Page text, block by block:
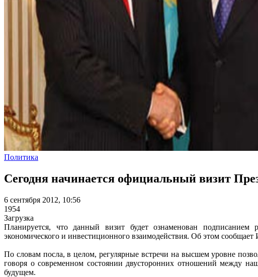
Политика
Сегодня начинается официальный визит
6 сентября 2012, 10:56
1954
Загрузка
Планируется, что данный визит будет ознаменован подписанием
экономического и инвестиционного взаимодействия. Об этом
По словам посла, в целом, регулярные встречи на высшем уровне
говоря о современном состоянии двусторонних отношений между
будущем.